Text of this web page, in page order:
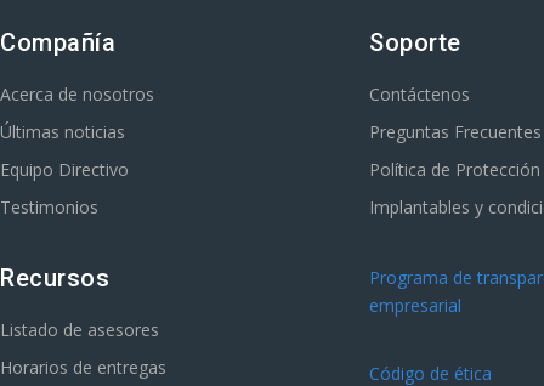
Compañía
Acerca de nosotros
Últimas noticias
Equipo Directivo
Testimonios
Recursos
Listado de asesores
Horarios de entregas
Soporte
Contáctenos
Preguntas Frecuentes
Política de
Implantables y
Programa de
empresarial
Código de ética